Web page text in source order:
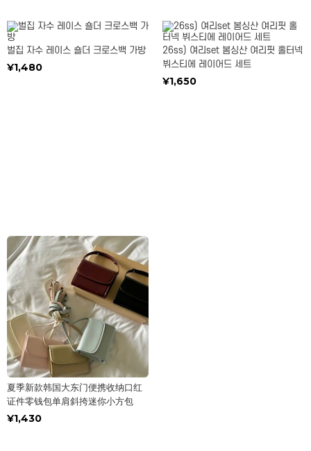
벌집 자수 레이스 숄더 크로스백 가방
¥1,480
26ss) 여리set 봄싱산 여리핏 홀터넥
뷔스티에 레이어드 세트
¥1,650
夏季新款韩国大东门便携收纳口红
证件零钱包单肩斜挎迷你小方包
¥1,430